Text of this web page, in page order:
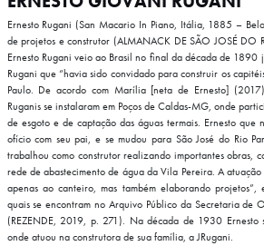
Ernesto Rugani (San Macario In Piano, Itália, 1885 –
de projetos e construtor (ALMANACK DE SÃO JOSÉ DO
Ernesto Rugani veio ao Brasil no final da década de
Rugani que “havia sido convidado para construir os
Paulo. De acordo com Marília [neta de Ernesto]
Ruganis se instalaram em Poços de Caldas-MG, onde
de esgoto e de captação das águas termais. Ernesto
ofício com seu pai, e se mudou para São José do Rio
trabalhou como construtor realizando importantes obras,
rede de abastecimento de água da Vila Pereira. A
apenas ao canteiro, mas também elaborando
quais se encontram no Arquivo Público da Secretaria de
(REZENDE, 2019, p. 271). Na década de 1930
onde atuou na construtora de sua família, a JRugani.